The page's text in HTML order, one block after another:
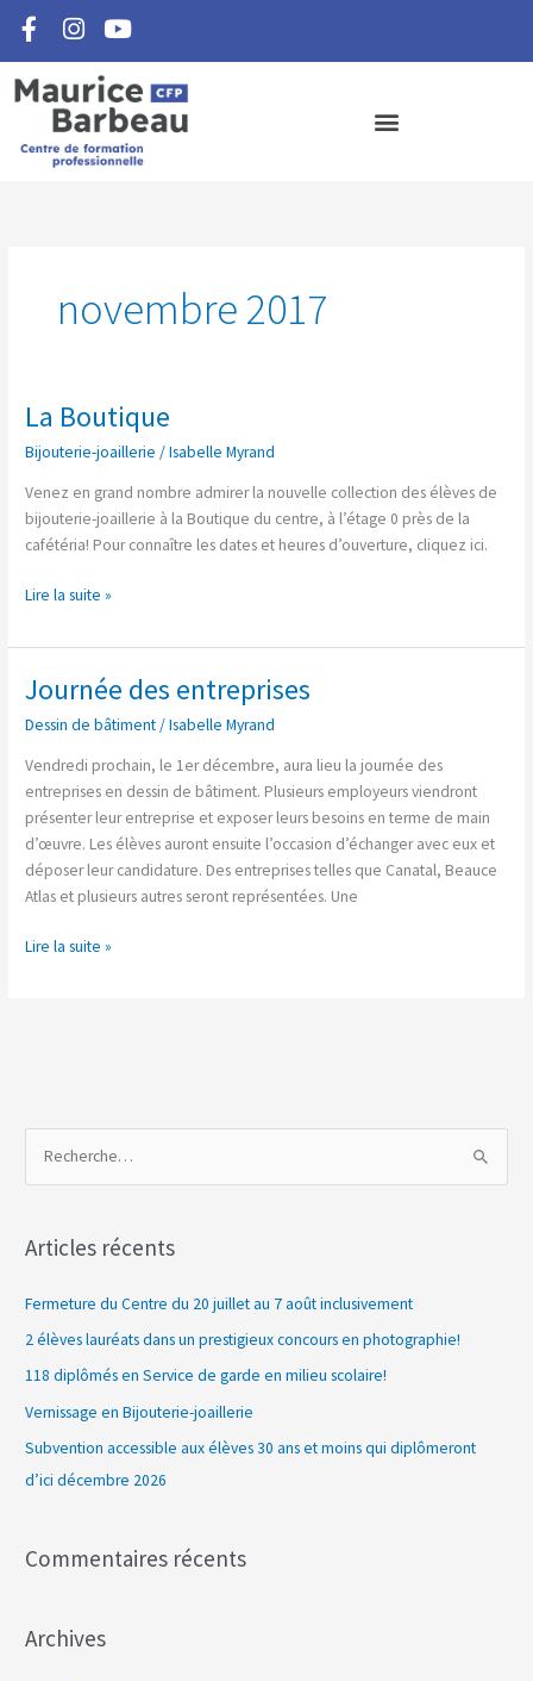
contenu
F
a
c
e
b
o
I
n
s
t
a
g
r
Y
o
u
t
u
b
e
novembre 2017
La Boutique
Bijouterie-joaillerie /Isabelle Myrand
Venez en grand nombre admirer la nouvelle collection des élèves de
bijouterie-joaillerie à la Boutique du centre, à l’étage 0 près de la
cafétéria! Pour connaître les dates et heures d’ouverture, cliquez ici.
La
Lire la suite »
Journée des entreprises
Dessin de bâtiment/Isabelle Myrand
Vendredi prochain, le 1er décembre, aura lieu la journée des
entreprises en dessin de bâtiment. Plusieurs employeurs viendront
présenter leur entreprise et exposer leurs besoins en terme de main
d’œuvre. Les élèves auront ensuite l’occasion d’échanger avec eux et
déposer leur candidature. Des entreprises telles que Canatal, Beauce
Atlas et plusieurs autres seront représentées. Une
Journée
entreprises
Lire la suite »
h
h
e
r
Articles récents
Fermeture du Centre du 20 juillet au 7 août inclusivement
2 élèves lauréats dans un prestigieux concours en photographie!
118 diplômés en Service de garde en milieu scolaire!
Vernissage en Bijouterie-joaillerie
Subvention accessible aux élèves 30 ans et moins qui diplômeront
d’ici décembre 2026
Commentaires récents
Archives